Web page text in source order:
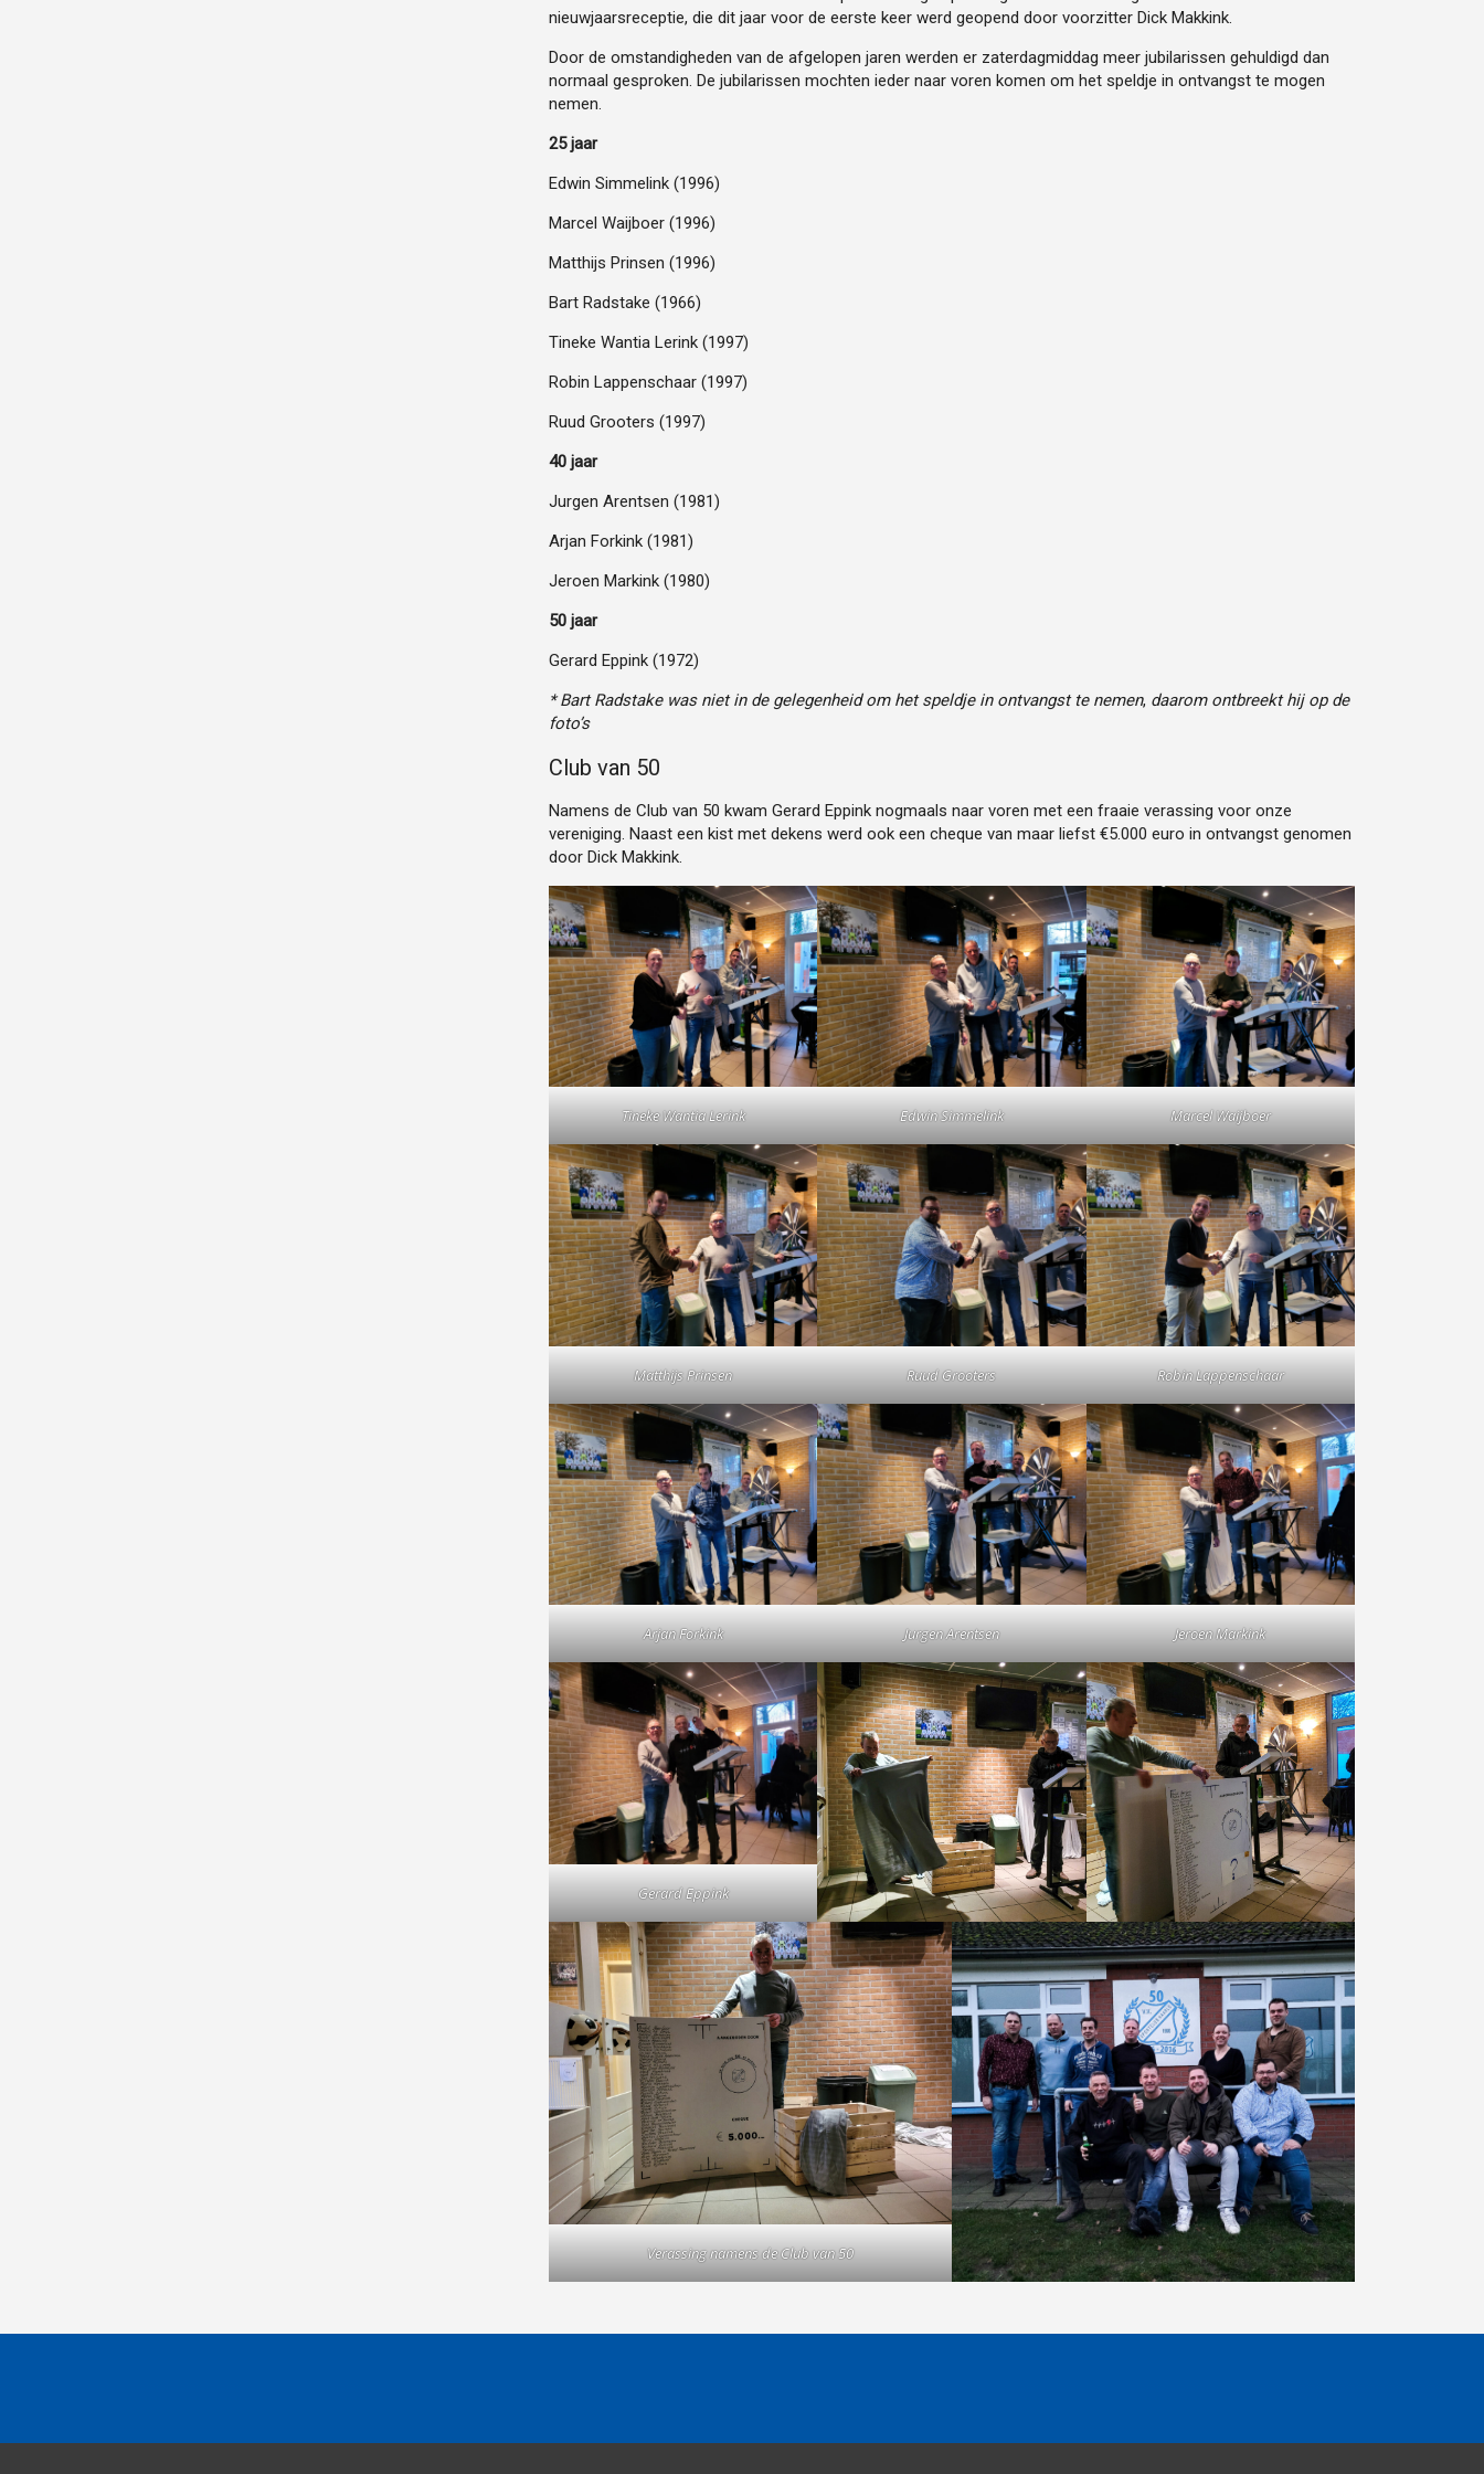
nieuwjaarsreceptie, die dit jaar voor de eerste keer werd geopend door voorzitter Dick Makkink.
Door de omstandigheden van de afgelopen jaren werden er zaterdagmiddag meer jubilarissen gehuldigd dan
normaal gesproken. De jubilarissen mochten ieder naar voren komen om het speldje in ontvangst te mogen
nemen.
25 jaar
Edwin Simmelink (1996)
Marcel Waijboer (1996)
Matthijs Prinsen (1996)
Bart Radstake (1966)
Tineke Wantia Lerink (1997)
Robin Lappenschaar (1997)
Ruud Grooters (1997)
40 jaar
Jurgen Arentsen (1981)
Arjan Forkink (1981)
Jeroen Markink (1980)
50 jaar
Gerard Eppink (1972)
* Bart Radstake was niet in de gelegenheid om het speldje in ontvangst te nemen, daarom ontbreekt hij op de
foto’s
Club van 50
Namens de Club van 50 kwam Gerard Eppink nogmaals naar voren met een fraaie verassing voor onze
vereniging. Naast een kist met dekens werd ook een cheque van maar liefst €5.000 euro in ontvangst genomen
door Dick Makkink.
Tineke Wantia Lerink Edwin Simmelink Marcel Waijboer
Matthijs Prinsen Ruud Grooters Robin Lappenschaar
Arjan Forkink Jurgen Arentsen Jeroen Markink
Gerard Eppink
Verassing namens de Club van 50